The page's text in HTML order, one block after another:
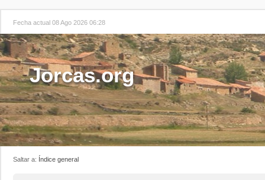
Fecha actual 08 Ago 2026 06:28
Jorcas.org
Saltar a: Índice general